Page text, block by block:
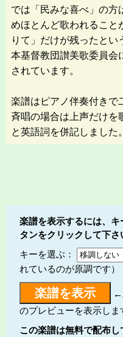
では「民みな喜べ」の方
めほとんど歌われること
りて」だけが残ったとい
本基督教団讃美歌委員会
されています。
楽譜はピアノ伴奏付きで
斉唱の場合は上声だけを
と英語詞を併記しました。
楽譜を表示するには、
タンをクリックして下さ
キーを選ぶ：
れているのが原調です）
←
のプレビューを表示しま
この楽譜は無料で配布し